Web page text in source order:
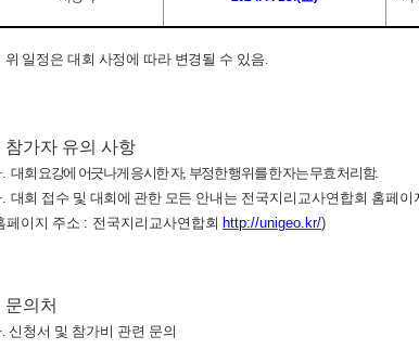
위 일정은 대회 사정에 따라 변경될 수 있음
참가자 유의 사항
대회 요강에 어긋나게 응시한 자, 부정한 행위를 한 자는 무효 처리함.
. 대회 접수 및 대회에 관한 모든 안내는 전국지리교사연합회 홈페
페이지 주소 : 전국지리교사연합회 http://unigeo.kr/)
문의처
신청서 및 참가비 관련 문의